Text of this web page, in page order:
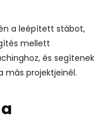
a leépített stábot,
mellett
és segítenek
más projektjeinél.